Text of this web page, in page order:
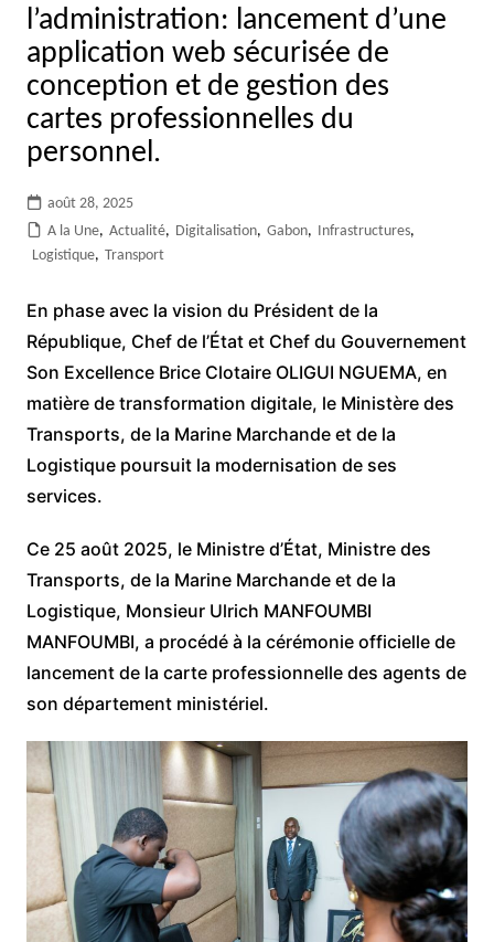
l’administration: lancement d’une
application web sécurisée de
conception et de gestion des
cartes professionnelles du
personnel.
août 28, 2025
A la Une, Actualité, Digitalisation, Gabon, Infrastructures,
Logistique, Transport
En phase avec la vision du Président de la
République, Chef de l’État et Chef du Gouvernement
Son Excellence Brice Clotaire OLIGUI NGUEMA, en
matière de transformation digitale, le Ministère des
Transports, de la Marine Marchande et de la
Logistique poursuit la modernisation de ses
services.
Ce 25 août 2025, le Ministre d’État, Ministre des
Transports, de la Marine Marchande et de la
Logistique, Monsieur Ulrich MANFOUMBI
MANFOUMBI, a procédé à la cérémonie officielle de
lancement de la carte professionnelle des agents de
son département ministériel.